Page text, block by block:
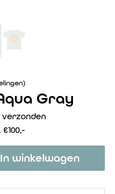
Gray
verzonden
In winkelwagen